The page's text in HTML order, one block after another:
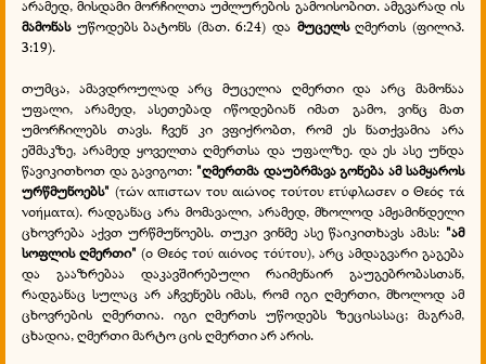
არამედ, მისდამი მორჩილთა უძლურების გამოისობით. ამგვარად ის
მამონას უწოდებს ბატონს (მათ. 6:24) და მუცელსღმერთს (ფილიპ.
3:19).
თუმცა, ამავდროულად არც მუცელია ღმერთი და არც მამონაა
უფალი, არამედ, ასეთებად იწოდებიან იმათ გამო, ვინც მათ
უმორჩილებს თავს. ჩვენ კი ვფიქრობთ, რომ ეს ნათქვამია არა
ეშმაკზე, არამედ ყოველთა ღმერთსა და უფალზე. და ეს ასე უნდა
წავიკითხოთ და გავიგოთ: "ღმერთმა დაუბრმავა გონება ამ სამყაროს
ურწმუნოებს" (τών απιστων του αιώνος τούτου ετύφλωσεν ο Θεός τά
νοήματα). რადგანაც არა მომავალი, არამედ, მხოლოდ ამჟამინდელი
ცხოვრება აქვთ ურწმუნოებს. თუკი ვინმე ასე წაიკითხავს ამას: "ამ
სოფლის ღმერთი" (ο Θεός τού αιόνος τόύτου), არც ამდაგვარი გაგება
და გააზრებაა დაკავშირებული რაიმენაირ გაუგებრობასთან,
რადგანაც სულაც არ აჩვენებს იმას, რომ იგი ღმერთი, მხოლოდ ამ
ცხოვრების ღმერთია. იგი ღმერთს უწოდებს ზეცისასაც; მაგრამ,
ცხადია, ღმერთი მარტო ცის ღმერთი არ არის.